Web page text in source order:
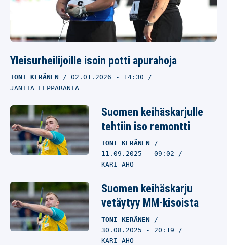
Yleisurheilijoille isoin potti apurahoja
TONI KERÄNEN 02.01.2026 - 14:30
JANITA LEPPÄRANTA
Suomen keihäskarjulle
tehtiin iso remontti
TONI KERÄNEN
11.09.2025 - 09:02
KARI AHO
Suomen keihäskarju
vetäytyy MM-kisoista
TONI KERÄNEN
30.08.2025 - 20:19
KARI AHO